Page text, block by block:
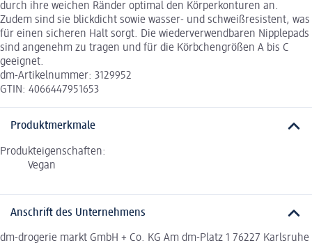
durch ihre weichen Ränder optimal den Körperkonturen an.
Zudem sind sie blickdicht sowie wasser- und schweißresistent, was
für einen sicheren Halt sorgt. Die wiederverwendbaren Nipplepads
sind angenehm zu tragen und für die Körbchengrößen A bis C
geeignet.
dm-Artikelnummer: 3129952
GTIN: 4066447951653
Produktmerkmale
Produkteigenschaften:
Vegan
Anschrift des Unternehmens
dm-drogerie markt GmbH + Co. KG Am dm-Platz 1 76227 Karlsruhe